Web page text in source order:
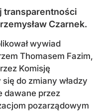
transparentności
Czarnek.
wywiad
Thomasem Fazim,
Komisję
do zmiany władzy
dawane przez
pozarządowym